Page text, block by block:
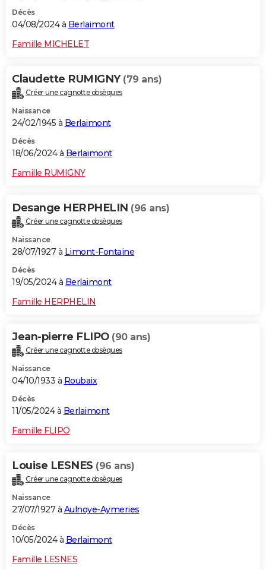
Décès
04/08/2024 à Berlaimont
Famille MICHELET
Claudette RUMIGNY (79 ans)
Créer une cagnotte obsèques
Naissance
24/02/1945 à Berlaimont
Décès
18/06/2024 à Berlaimont
Famille RUMIGNY
Desange HERPHELIN (96 ans)
Créer une cagnotte obsèques
Naissance
28/07/1927 à Limont-Fontaine
Décès
19/05/2024 à Berlaimont
Famille HERPHELIN
Jean-pierre FLIPO (90 ans)
Créer une cagnotte obsèques
Naissance
04/10/1933 à Roubaix
Décès
11/05/2024 à Berlaimont
Famille FLIPO
Louise LESNES (96 ans)
Créer une cagnotte obsèques
Naissance
27/07/1927 à Aulnoye-Aymeries
Décès
10/05/2024 à Berlaimont
Famille LESNES